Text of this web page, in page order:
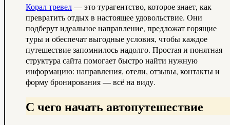
Корал тревел— это турагентство, которое знает, как
превратить отдых в настоящее удовольствие. Они
подберут идеальное направление, предложат горящие
туры и обеспечат выгодные условия, чтобы каждое
путешествие запомнилось надолго. Простая и понятная
структура сайта помогает быстро найти нужную
информацию: направления, отели, отзывы, контакты и
форму бронирования — всё на виду.
С чего начать автопутешествие